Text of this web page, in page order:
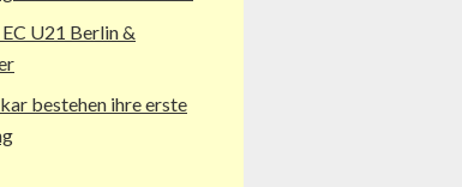
U21 Berlin &
bestehen ihre erste